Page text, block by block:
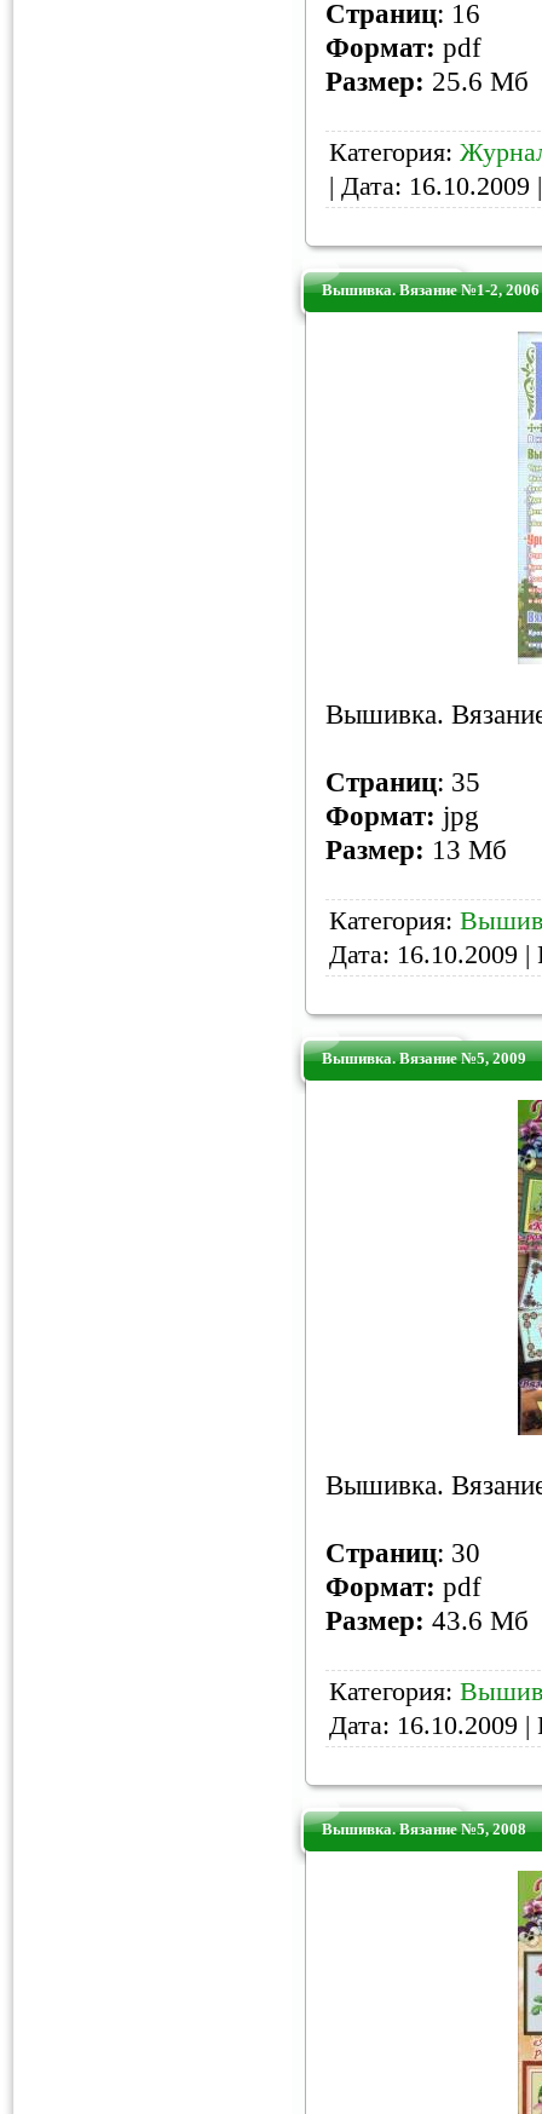
Страниц: 16
Формат: pdf
Размер: 25.6 Мб
Категория:
| Дата: 16.10.2009
Вышивка. Вязание №1-2, 2006
Вышивка.
Страниц: 35
Формат: jpg
Размер: 13 Мб
Категория:
Дата: 16.10.2009 |
Вышивка. Вязание №5, 2009
Вышивка.
Страниц: 30
Формат: pdf
Размер: 43.6 Мб
Категория:
Дата: 16.10.2009 |
Вышивка. Вязание №5, 2008